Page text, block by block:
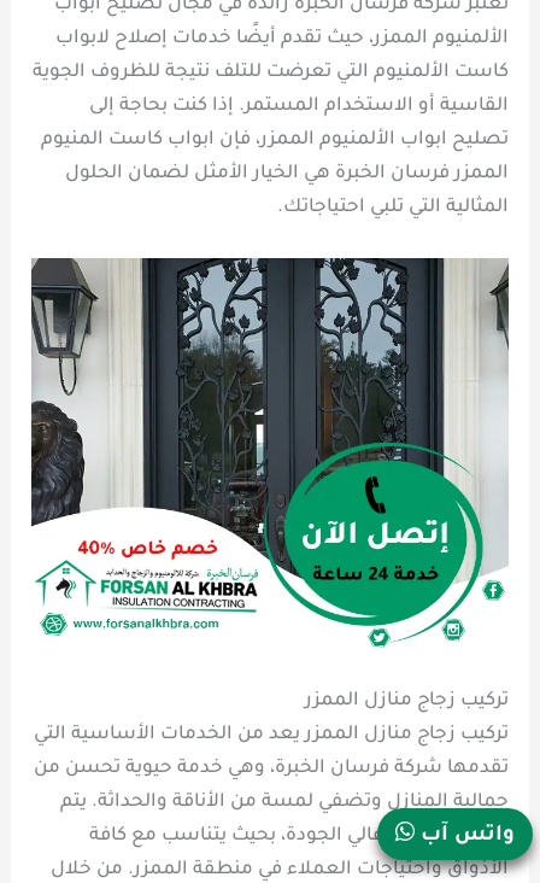
تعتبر شركة فرسان الخبرة رائدة في مجال تصليح ابواب
الألمنيوم الممزر، حيث تقدم أيضًا خدمات إصلاح لابواب
كاست الألمنيوم التي تعرضت للتلف نتيجة للظروف الجوية
القاسية أو الاستخدام المستمر. إذا كنت بحاجة إلى
تصليح ابواب الألمنيوم الممزر، فإن ابواب كاست المنيوم
الممزر فرسان الخبرة هي الخيار الأمثل لضمان الحلول
المثالية التي تلبي احتياجاتك.
تركيب زجاج منازل الممزر
تركيب زجاج منازل الممزر يعد من الخدمات الأساسية التي
تقدمها شركة فرسان الخبرة، وهي خدمة حيوية تحسن من
جمالية المنازل وتضفي لمسة من الأناقة والحداثة. يتم
استخدام زجاج عالي الجودة، بحيث يتناسب مع كافة
الأذواق واحتياجات العملاء في منطقة الممزر. من خلال
واتس آب